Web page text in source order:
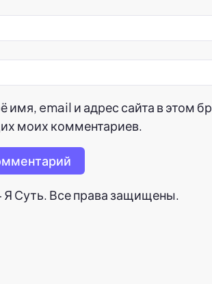
имя, email и адрес сайта в этом
моих комментариев.
Суть. Все права защищены.